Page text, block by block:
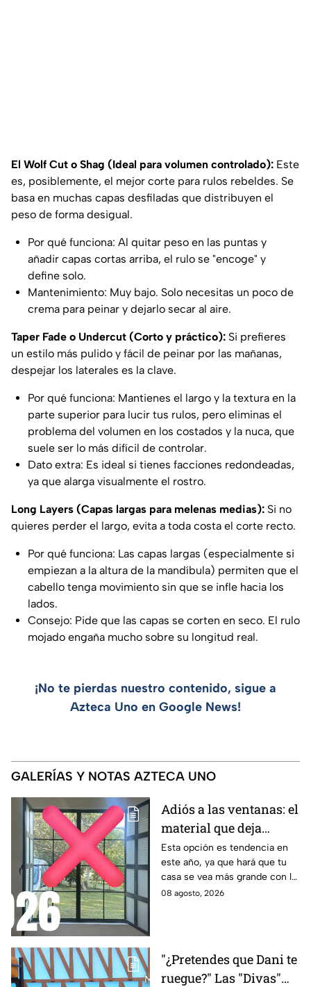
El Wolf Cut o Shag (Ideal para volumen controlado): Este
es, posiblemente, el mejor corte para rulos rebeldes. Se
basa en muchas capas desfiladas que distribuyen el
peso de forma desigual.
Por qué funciona: Al quitar peso en las puntas y
añadir capas cortas arriba, el rulo se "encoge" y
define solo.
Mantenimiento: Muy bajo. Solo necesitas un poco de
crema para peinar y dejarlo secar al aire.
Taper Fade o Undercut (Corto y práctico): Si prefieres
un estilo más pulido y fácil de peinar por las mañanas,
despejar los laterales es la clave.
Por qué funciona: Mantienes el largo y la textura en la
parte superior para lucir tus rulos, pero eliminas el
problema del volumen en los costados y la nuca, que
suele ser lo más difícil de controlar.
Dato extra: Es ideal si tienes facciones redondeadas,
ya que alarga visualmente el rostro.
Long Layers (Capas largas para melenas medias): Si no
quieres perder el largo, evita a toda costa el corte recto.
Por qué funciona: Las capas largas (especialmente si
empiezan a la altura de la mandíbula) permiten que el
cabello tenga movimiento sin que se infle hacia los
lados.
Consejo: Pide que las capas se corten en seco. El rulo
mojado engaña mucho sobre su longitud real.
¡No te pierdas nuestro contenido, sigue a
Azteca Uno en Google News!
GALERÍAS Y NOTAS AZTECA UNO
Adiós a las ventanas: el
material que deja
entrar la luz y evita
miradas indiscretas en
casa
Esta opción es tendencia en
este año, ya que hará que tu
casa se vea más grande con la
entrada de los rayos del sol
08 agosto, 2026
"¿Pretendes que Dani te
ruegue?" Las "Divas"